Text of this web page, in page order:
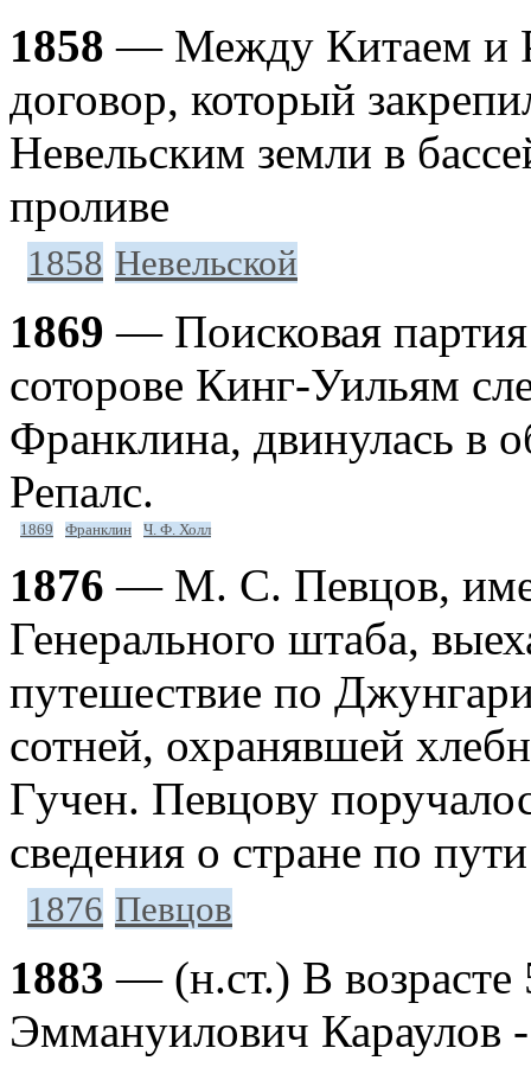
1858 — Между Китаем и
договор, который
Невельским земли в
проливе
1858 Невельской
1869 — Поисковая
соторове Кинг-Уильям
Франклина, двинулась в
Репалс.
1869 Франклин Ч. Ф. Холл
1876 — М. С. Певцов,
Генерального штаба,
путешествие по
сотней, охранявшей
Гучен. Певцову
сведения о стране по
1876 Певцов
1883 — (н.ст.) В возрасте
Эммануилович Караулов -